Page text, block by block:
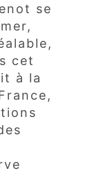
se
cet
à la